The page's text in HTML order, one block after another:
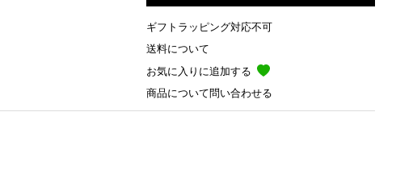
ギフトラッピング対応不可
送料について
お気に入りに追加する
商品について問い合わせる